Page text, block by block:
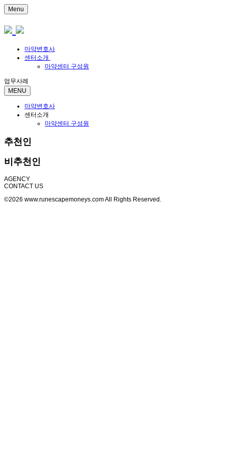
Menu
마약변호사
센터소개
마약센터 구성원
업무사례
MENU
마약변호사
센터소개
마약센터 구성원
추천인
비추천인
AGENCY
CONTACT US
©2026 www.runescapemoneys.com All Rights Reserved.